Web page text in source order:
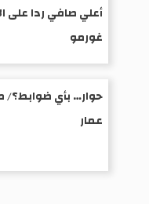
أعلي صافي ردا على
غورمو
حوار… بأي ضوابط؟/
عمار